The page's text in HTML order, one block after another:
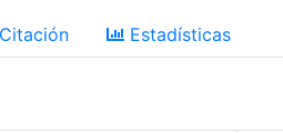
Citación Estadísticas